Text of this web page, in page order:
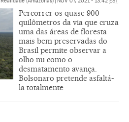
Percorrer os quase 900
quilômetros da via que cruza
uma das áreas de floresta
mais bem preservadas do
Brasil permite observar a
olho nu como o
desmatamento avança.
Bolsonaro pretende asfaltá-
la totalmente